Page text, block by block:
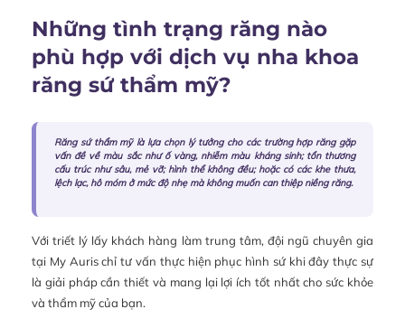
Những tình trạng răng nào
phù hợp với dịch vụ nha khoa
răng sứ thẩm mỹ?
Răng sứ thẩm mỹ là lựa chọn lý tưởng cho các trường hợp răng gặp
vấn đề về màu sắc như ố vàng, nhiễm màu kháng sinh; tổn thương
cấu trúc như sâu, mẻ vỡ; hình thể không đều; hoặc có các khe thưa,
lệch lạc, hô móm ở mức độ nhẹ mà không muốn can thiệp niềng răng.
Với triết lý lấy khách hàng làm trung tâm, đội ngũ chuyên gia
tại My Auris chỉ tư vấn thực hiện phục hình sứ khi đây thực sự
là giải pháp cần thiết và mang lại lợi ích tốt nhất cho sức khỏe
và thẩm mỹ của bạn.